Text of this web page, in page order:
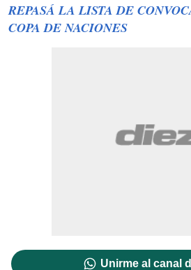
REPASÁ LA LISTA DE
COPA DE NACIONES
Unirme al canal